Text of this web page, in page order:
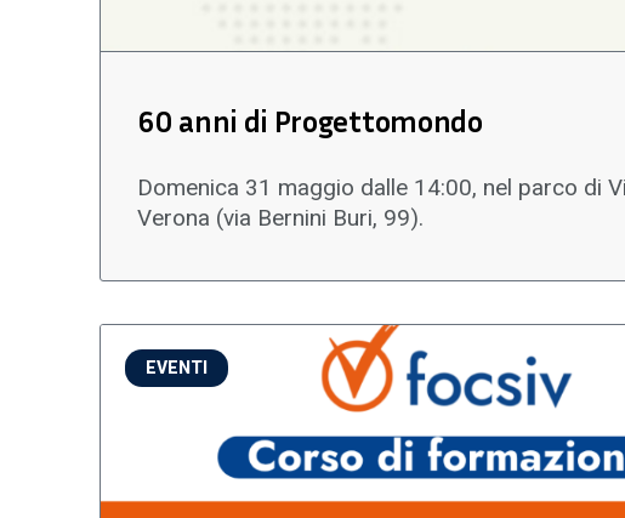
60 anni di Progettomondo
Domenica 31 maggio dalle 14:00, nel parco di
Verona (via Bernini Buri, 99).
EVENTI